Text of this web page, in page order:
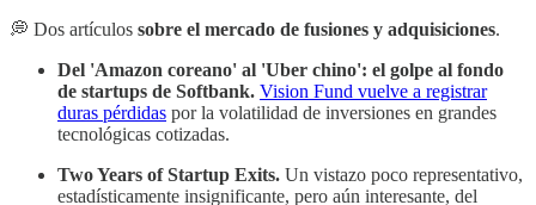
💭 Dos artículos sobre el mercado de fusiones y adquisiciones.
Del 'Amazon coreano' al 'Uber chino': el golpe al fondo
de startups de Softbank. Vision Fund vuelve a registrar
duras pérdidas por la volatilidad de inversiones en grandes
tecnológicas cotizadas.
Two Years of Startup Exits. Un vistazo poco representativo,
estadísticamente insignificante, pero aún interesante, del